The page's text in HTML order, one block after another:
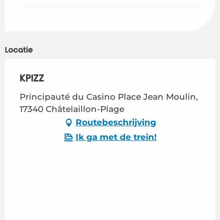
Locatie
KPIZZ
Principauté du Casino Place Jean Moulin,
17340 Châtelaillon-Plage
Routebeschrijving
Ik ga met de trein!